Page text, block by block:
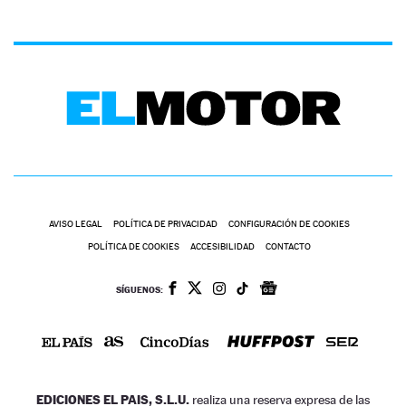
AVISO LEGAL POLÍTICA DE PRIVACIDAD CONFIGURACIÓN DE COOKIES
POLÍTICA DE COOKIES ACCESIBILIDAD CONTACTO
SÍGUENOS:
EDICIONES EL PAIS, S.L.U. realiza una reserva expresa de las